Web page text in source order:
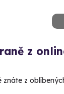
z
znáte z